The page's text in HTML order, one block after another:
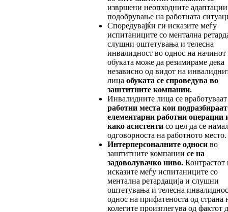
извршени неопходните адаптации
подобрување на работната
Споредувајќи ги исказите меѓу
испитаниците со ментална
слушни оштетувања и телесна
инвалидност во однос на начинот
обуката може да резимираме дека
независно од видот на
лица обуката се спроведува во
заштитните компании.
Инвалидните лица се
работни места кои подразбираат
елементарни работни операции
како асистентисо цел да се
одговорноста на работното место.
Интерперсоналните односиво
заштитните компании се на
задоволувачко ниво.Контрастот
исказите меѓу испитаниците со
ментална ретардација и слушни
оштетувања и телесна
однос на прифатеноста од страна
колегите произглегува од фактот